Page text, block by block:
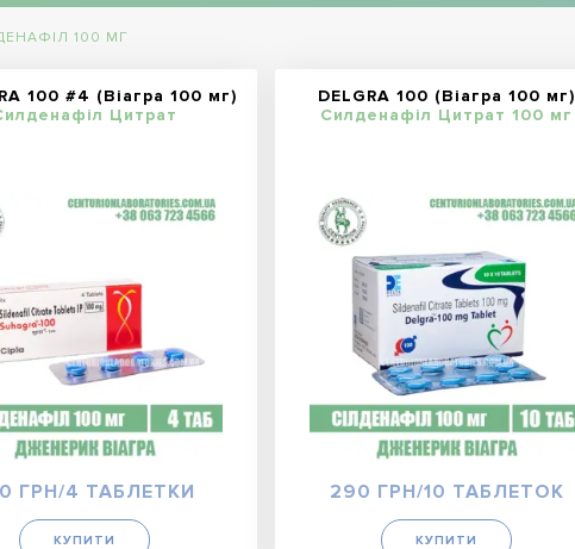
100 МГ
100 #4 (Віагра 100 мг)
Цитрат
ГРН/4 ТАБЛЕТКИ
КУПИТИ
DELGRA 100 (Віагра 100 мг)
Силденафіл Цитрат 100 мг
290 ГРН/10 ТАБЛЕТОК
КУПИТИ